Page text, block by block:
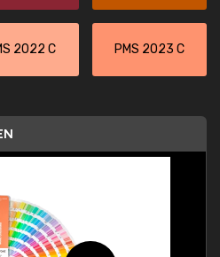
2022 C PMS 2023 C